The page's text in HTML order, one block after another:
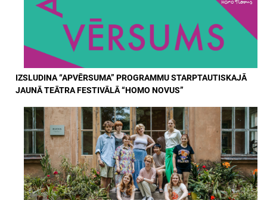
IZSLUDINA “APVĒRSUMA” PROGRAMMU STARPTAUTISKAJĀ
JAUNĀ TEĀTRA FESTIVĀLĀ “HOMO NOVUS”